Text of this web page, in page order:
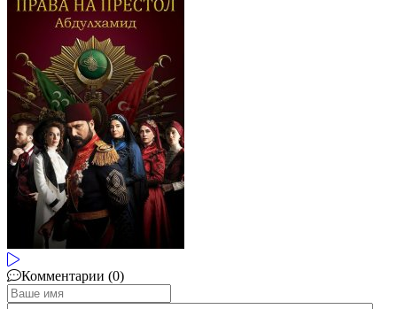
Комментарии (0)